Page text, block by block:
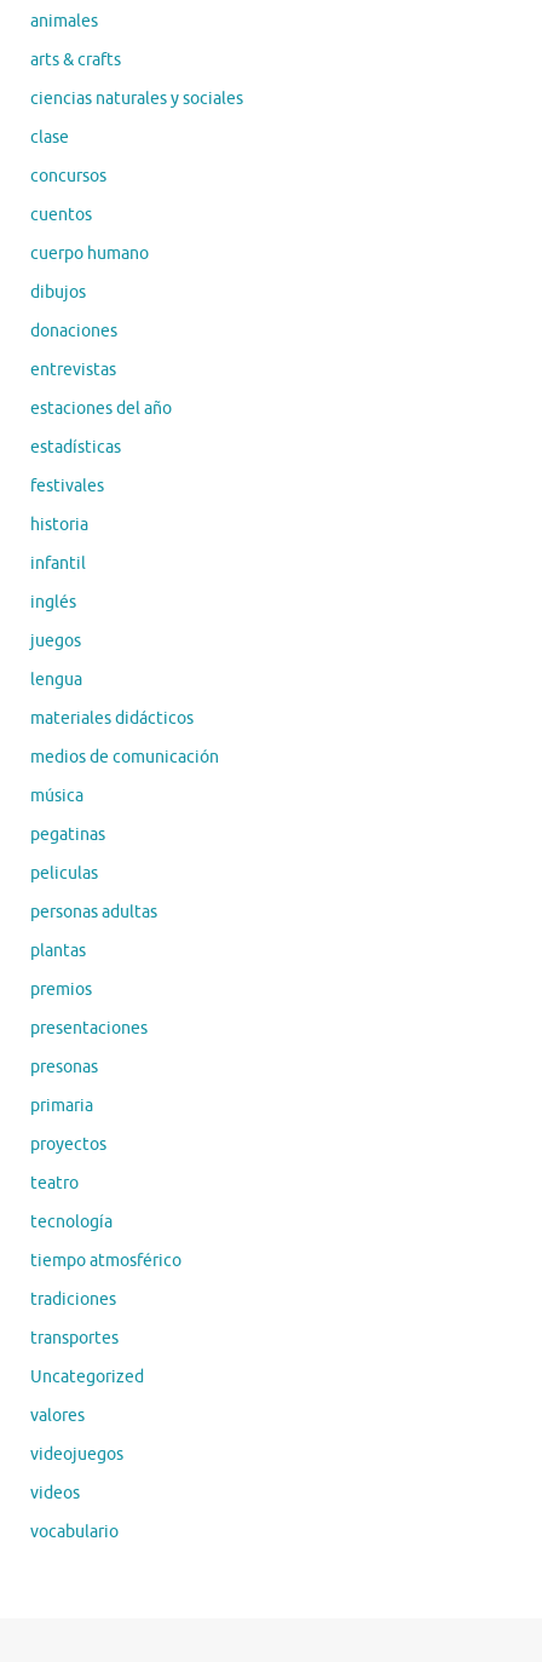
animales
arts & crafts
ciencias naturales y sociales
clase
concursos
cuentos
cuerpo humano
dibujos
donaciones
entrevistas
estaciones del año
estadísticas
festivales
historia
infantil
inglés
juegos
lengua
materiales didácticos
medios de comunicación
música
pegatinas
peliculas
personas adultas
plantas
premios
presentaciones
presonas
primaria
proyectos
teatro
tecnología
tiempo atmosférico
tradiciones
transportes
Uncategorized
valores
videojuegos
videos
vocabulario